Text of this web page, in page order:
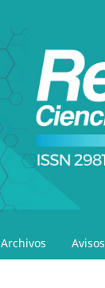
Archivos Avisos